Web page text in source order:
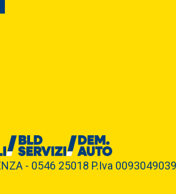
- 0546 25018 P.Iva